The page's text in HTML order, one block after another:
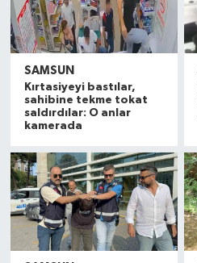
SAMSUN
Kırtasiyeyi bastılar,
sahibine tekme tokat
saldırdılar: O anlar
kamerada